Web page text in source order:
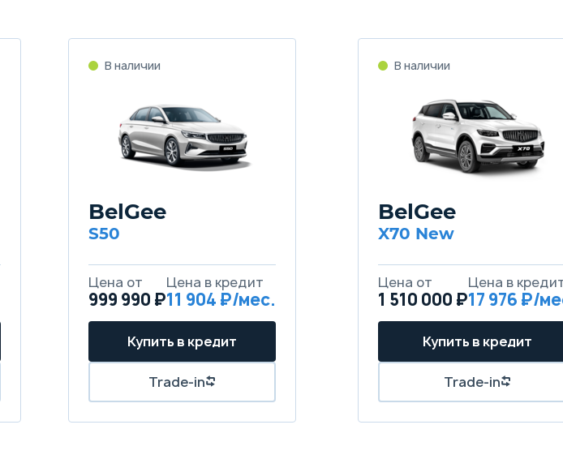
В наличии
BelGee
S50
Цена от
999 990 ₽
Цена в кредит
11 904 ₽/мес.
Купить в кредит
Trade-in
В наличии
BelGee
X70 New
Цена от
1 510 000 ₽
Цена в
17 976 ₽/
Купить в кредит
Trade-in